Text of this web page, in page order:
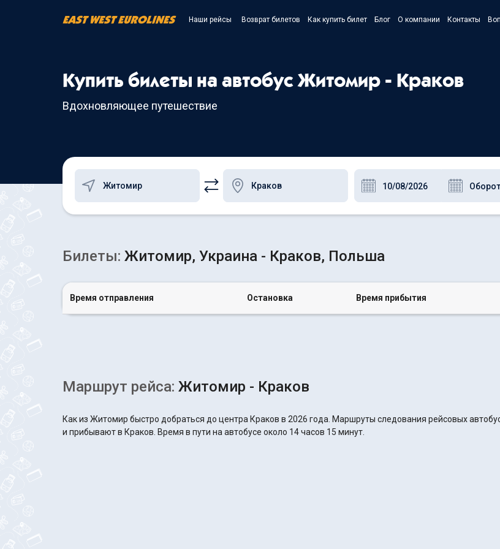
Наши рейсы Возврат билетов Как купить билет Блог О компании Контакты
Купить билеты на автобус Житомир - Краков
Вдохновляющее путешествие
Билеты: Житомир, Украина - Краков, Польша
Время отправления Остановка Время прибытия
Маршрут рейса: Житомир - Краков
Как из Житомир быстро добраться до центра Краков в 2026 года. Маршруты следования рейсовых
и прибывают в Краков. Время в пути на автобусе около 14 часов 15 минут.